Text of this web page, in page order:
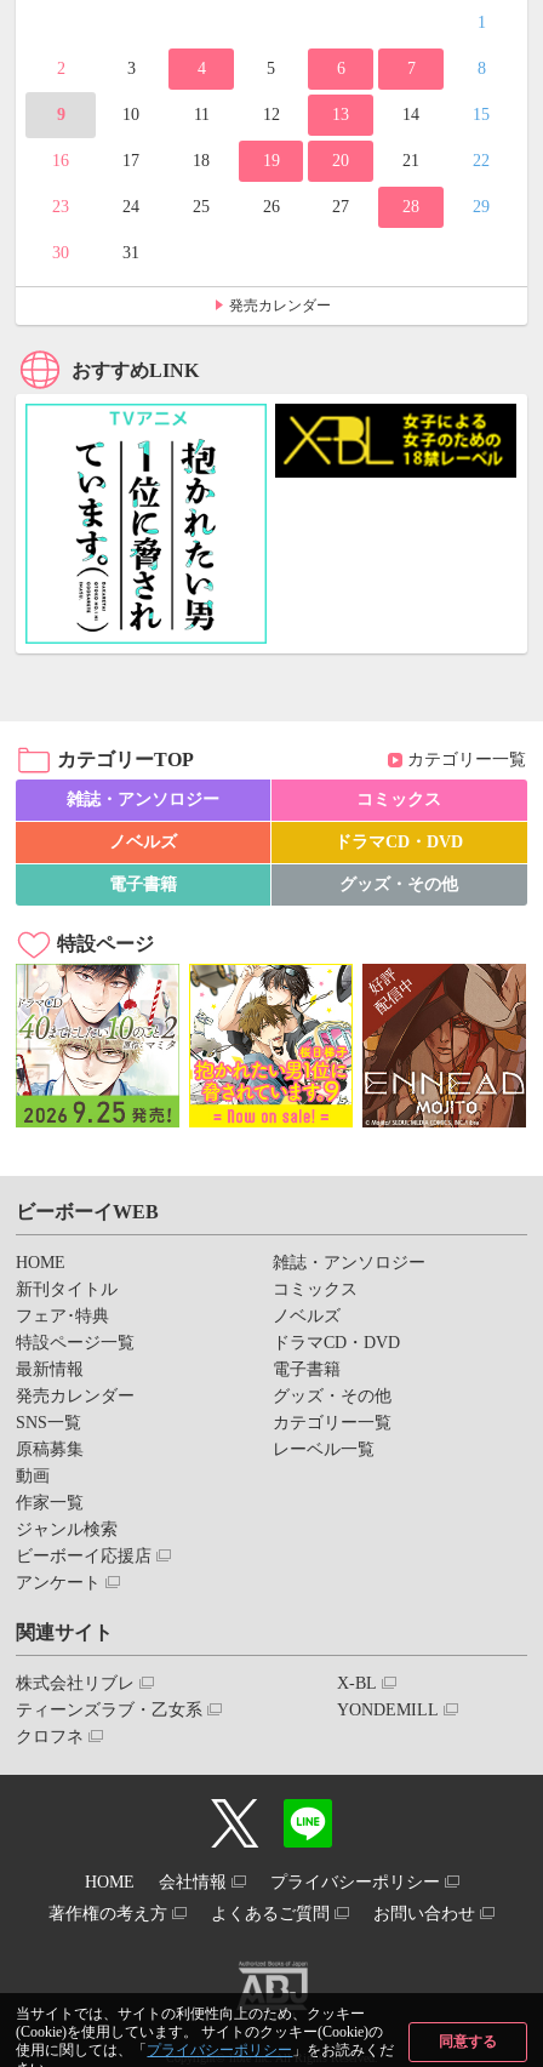
当サイトでは、サイトの利便性向上のため、クッキー
(Cookie)を使用しています。 サイトのクッキー(Cookie)の
使用に関しては、「 プライバシーポリシー 」をお読みくだ
同意する
1
2 3 4 5 6 7 8
9 10 11 12 13 14 15
16 17 18 19 20 21 22
23 24 25 26 27 28 29
30 31
発売カレンダー
おすすめLINK
カテゴリーTOP カテゴリー一覧
雑誌・アンソロジー コミックス
ノベルズ ドラマCD・DVD
電子書籍 グッズ・その他
特設ページ
ビーボーイWEB
HOME
新刊タイトル
フェア･特典
特設ページ一覧
最新情報
発売カレンダー
SNS一覧
原稿募集
動画
作家一覧
ジャンル検索
ビーボーイ応援店
アンケート
雑誌・アンソロジー
コミックス
ノベルズ
ドラマCD・DVD
電子書籍
グッズ・その他
カテゴリー一覧
レーベル一覧
関連サイト
株式会社リブレ
ティーンズラブ・乙女系
クロフネ
X-BL
YONDEMILL
HOME 会社情報
プライバシーポリシー
著作権の考え方
よくあるご質問 お問い合わせ
Copyright© libre inc. All Rights Reserved.